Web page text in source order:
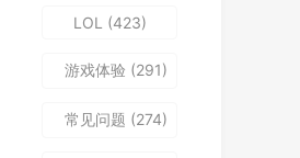
LOL (423)
游戏体验 (291)
常见问题 (274)